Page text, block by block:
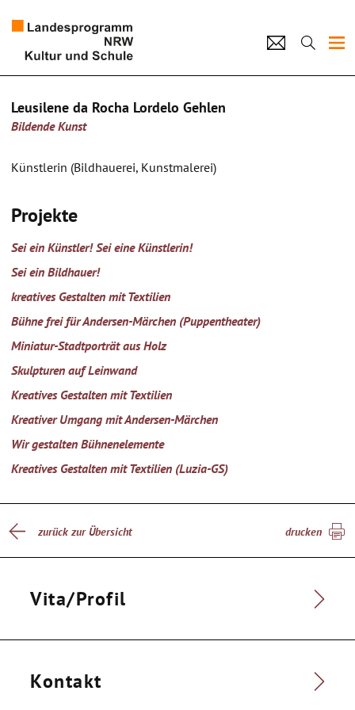
Künstlerpool
Schulen
home Impressum Datenschutz
Leusilene da Rocha Lordelo Gehlen
Bildende Kunst
Künstlerin (Bildhauerei, Kunstmalerei)
Projekte
Sei ein Künstler! Sei eine Künstlerin!
Sei ein Bildhauer!
kreatives Gestalten mit Textilien
Bühne frei für Andersen-Märchen (Puppentheater)
Miniatur-Stadtporträt aus Holz
Skulpturen auf Leinwand
Kreatives Gestalten mit Textilien
Kreativer Umgang mit Andersen-Märchen
Wir gestalten Bühnenelemente
Kreatives Gestalten mit Textilien (Luzia-GS)
zurück zur Übersicht drucken
Vita/Profil
Kontakt